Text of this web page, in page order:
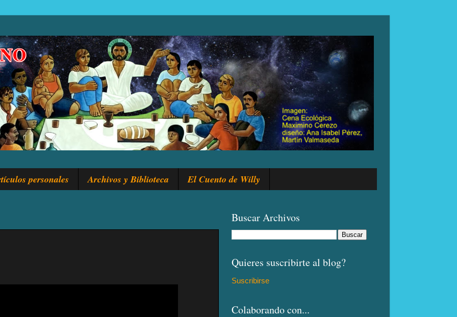
personales Archivos y Biblioteca El Cuento de Willy
Buscar Archivos
Quieres suscribirte al blog?
Suscribirse
Colaborando con...